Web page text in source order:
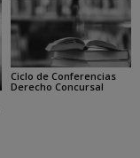
Ciclo de Conferencias
Derecho Concursal